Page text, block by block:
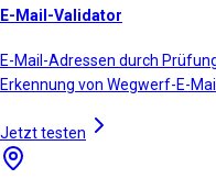
E-Mail-Validator
E-Mail-Adressen durch
Erkennung von Wegwerf-E-
Jetzt testen